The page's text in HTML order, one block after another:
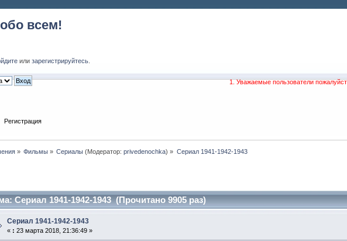
всем!
илизарегистрируйтесь
1. Уважаемые пользователи
Регистрация
» Фильмы » Сериалы (Модератор:privedenochka) » Сериал 1941-1942-1943
Сериал 1941-1942-1943 (Прочитано 9905 раз)
Сериал 1941-1942-1943
« : 23 марта 2018, 21:36:49 »